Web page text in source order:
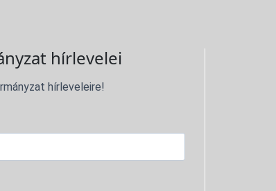
hírlevelei
hírleveleire!